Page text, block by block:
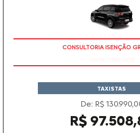
CONSULTORIA ISENÇÃO
TAXISTAS
De: R$
R$